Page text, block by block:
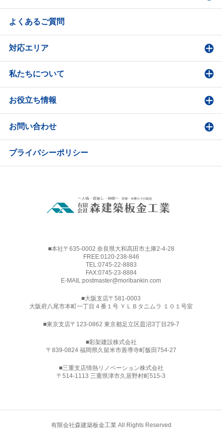
よくあるご質問
対応エリア
私たちについて
お役立ち情報
お問い合わせ
プライバシーポリシー
■本社〒635-0002 奈良県大和高田市土庫2-4-28
FREE:0120-238-846
TEL:0745-22-8883
FAX:0745-23-8884
E-MAIL:postmaster@moribankin.com
■大阪支店〒581-0003
大阪府八尾市本町一丁目４番１号 ＹＬＢタニムラ １０１号室
■東京支店〒123-0862 東京都足立区皿沼3丁目29-7
■彩架建設株式会社
〒839-0824 福岡県久留米市善導寺町飯田754-27
■三重支店情熱リノベーション株式会社
〒514-1113 三重県津市久居野村町515-3
有限会社森建築板金工業 All Rights Reserved